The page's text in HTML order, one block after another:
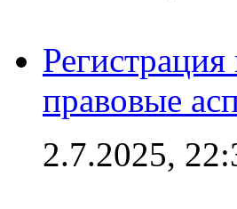
правовые
2.7.2025,